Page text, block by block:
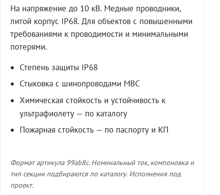
На напряжение до 10 кВ. Медные проводники,
литой корпус IP68. Для объектов с повышенными
требованиями к проводимости и минимальными
потерями.
Степень защиты IP68
Стыковка с шинопроводами МВС
Химическая стойкость и устойчивость к
ультрафиолету — по каталогу
Пожарная стойкость — по паспорту и КП
Формат артикула 99ab8c. Номинальный ток, компоновка и
тип секции подбираются по каталогу. Исполнения под
проект.